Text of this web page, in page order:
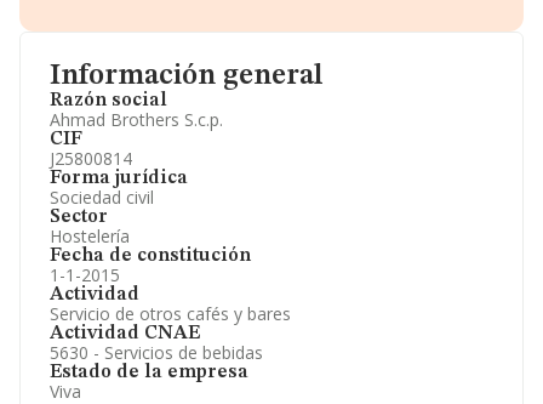
Información general
Razón social
Ahmad Brothers S.c.p.
CIF
J25800814
Forma jurídica
Sociedad civil
Sector
Hostelería
Fecha de constitución
1-1-2015
Actividad
Servicio de otros cafés y bares
Actividad CNAE
5630 - Servicios de bebidas
Estado de la empresa
Viva
Información oficial y registral complementaria.